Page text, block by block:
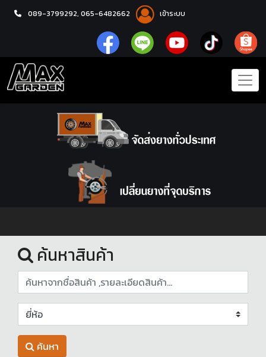
089-3799292, 065-6482662 เข้าระบบ
หน้าแรก
ค้นหาสินค้า
ค้นหา